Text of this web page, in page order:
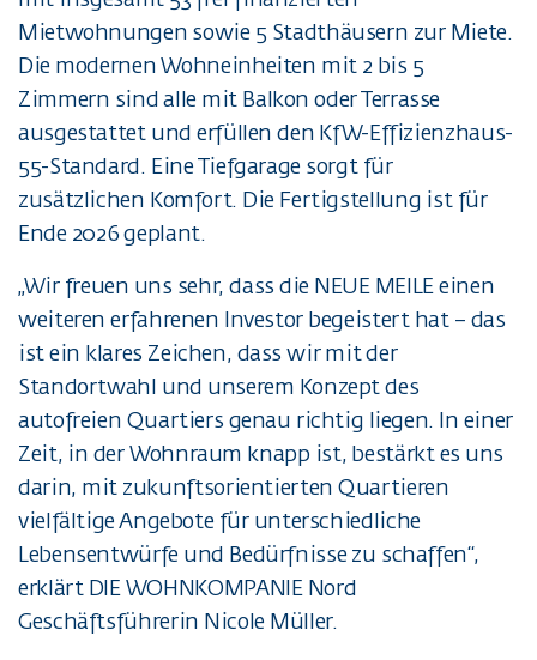
Mietwohnungen sowie 5 Stadthäusern zur Miete.
Die modernen Wohneinheiten mit 2 bis 5
Zimmern sind alle mit Balkon oder Terrasse
ausgestattet und erfüllen den KfW-Effizienzhaus-
55-Standard. Eine Tiefgarage sorgt für
zusätzlichen Komfort. Die Fertigstellung ist für
Ende 2026 geplant.
„Wir freuen uns sehr, dass die NEUE MEILE einen
weiteren erfahrenen Investor begeistert hat – das
ist ein klares Zeichen, dass wir mit der
Standortwahl und unserem Konzept des
autofreien Quartiers genau richtig liegen. In einer
Zeit, in der Wohnraum knapp ist, bestärkt es uns
darin, mit zukunftsorientierten Quartieren
vielfältige Angebote für unterschiedliche
Lebensentwürfe und Bedürfnisse zu schaffen“,
erklärt DIE WOHNKOMPANIE Nord
Geschäftsführerin Nicole Müller.